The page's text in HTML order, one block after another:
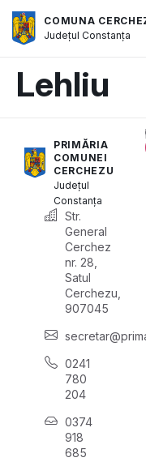
COMUNA
JudețulConstanța
Lehliu
PRIMĂRIA
COMUNEI
CERCHEZU
Județul
Constanța
Str.
General
Cerchez
nr. 28,
Satul
Cerchezu,
907045
0241
780
204
0374
918
685